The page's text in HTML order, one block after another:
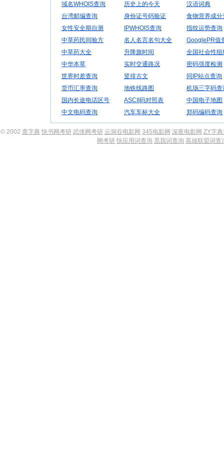
域名WHOIS查询
历史上的今天
汉语词典
台湾邮编查询
身份证号码验证
食物营养成分
女性安全期自测
IPWHOIS查询
指纹运势查询
中草药民间验方
名人名言名句大全
GooglePR值
中草药大全
升降旗时间
全国社会性组
中华本草
实时交通路况
密码强度检测
世界时差查询
竖排古文
同IP站点查询
货币汇率查询
地铁线路图
机场三字码查
国内长途电话区号
ASCII码对照表
中国电子地图
中文电码查询
汽车车标大全 郑码编码查询
© 2002 查字典 快书网考研 武侠网考研 云洞谷电影网 345电影网 深夜电影网 ZY字
网考研 快应用词查询 觅我词查询 英雄联盟词查